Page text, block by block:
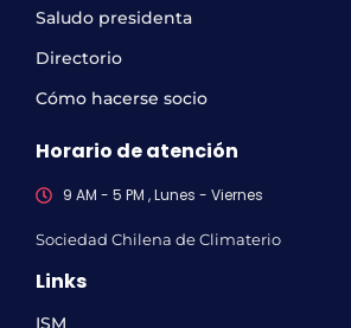
Saludo presidenta
Directorio
Cómo hacerse socio
Horario de atención
9 AM - 5 PM , Lunes - Viernes
Sociedad Chilena de Climaterio
Links
ISM